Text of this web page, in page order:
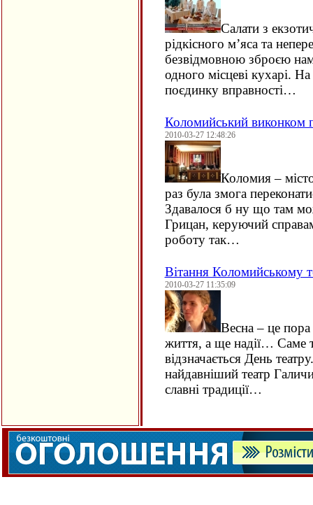
Салати з
рідкісного м’яса та
безвідмовною зброєю
одного місцеві кухарі.
поєдинку вправності…
Коломийський виконком
2010-03-27 12:48:26
Коломия –
раз була змога
Здавалося б ну що там
Грицан, керуючий
роботу так…
Вітання Коломийському
2010-03-27 11:35:09
Весна – це
життя, а ще надії… Саме
відзначається День
найдавніший театр
славні традиції…